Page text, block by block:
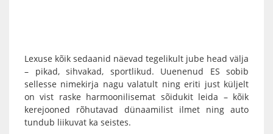
Lexuse kõik sedaanid näevad tegelikult jube head välja
– pikad, sihvakad, sportlikud. Uuenenud ES sobib
sellesse nimekirja nagu valatult ning eriti just küljelt
on vist raske harmoonilisemat sõidukit leida – kõik
kerejooned rõhutavad dünaamilist ilmet ning auto
tundub liikuvat ka seistes.